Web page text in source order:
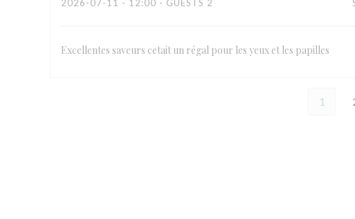
2026-07-11 - 12:00 - GUESTS 2
Excellentes saveurs cetait un régal pour les yeux et les papilles
1